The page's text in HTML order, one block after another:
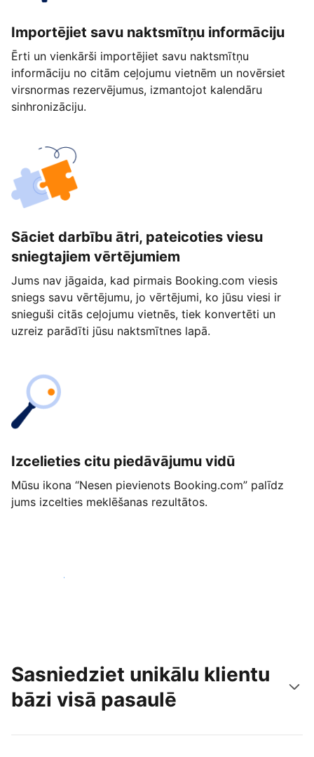
Importējiet savu naktsmītņu informāciju
Ērti un vienkārši importējiet savu naktsmītņu
informāciju no citām ceļojumu vietnēm un novērsiet
virsnormas rezervējumus, izmantojot kalendāru
sinhronizāciju.
Sāciet darbību ātri, pateicoties viesu
sniegtajiem vērtējumiem
Jums nav jāgaida, kad pirmais Booking.com viesis
sniegs savu vērtējumu, jo vērtējumi, ko jūsu viesi ir
snieguši citās ceļojumu vietnēs, tiek konvertēti un
uzreiz parādīti jūsu naktsmītnes lapā.
Izcelieties citu piedāvājumu vidū
Mūsu ikona “Nesen pievienots Booking.com” palīdz
jums izcelties meklēšanas rezultātos.
Sākt jau šodien
Sasniedziet unikālu klientu
bāzi visā pasaulē